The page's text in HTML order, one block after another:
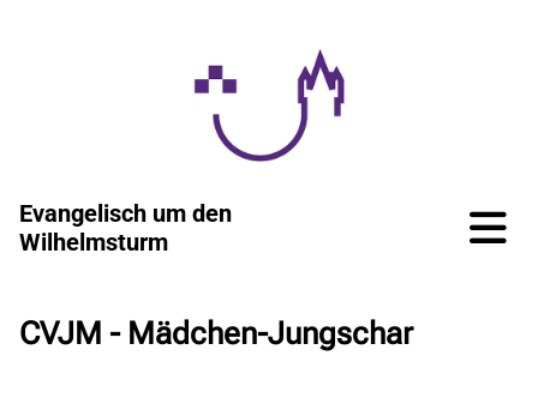
Evangelisch um den
Wilhelmsturm
CVJM - Mädchen-Jungschar